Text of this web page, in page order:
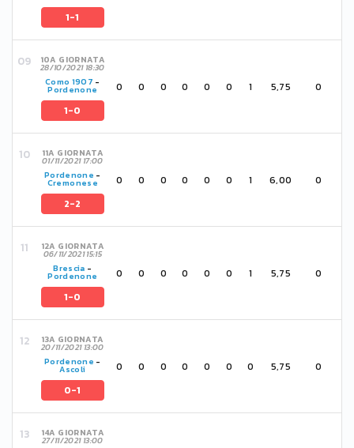
1-1
10A GIORNATA
28/10/2021 18:30
Como 1907 -
Pordenone
1-0
0 0 0 0 0 0 1 5,75 0
11A GIORNATA
01/11/2021 17:00
Pordenone -
Cremonese
2-2
0 0 0 0 0 0 1 6,00 0
12A GIORNATA
06/11/2021 15:15
Brescia -
Pordenone
1-0
0 0 0 0 0 0 1 5,75 0
13A GIORNATA
20/11/2021 13:00
Pordenone -
Ascoli
0-1
0 0 0 0 0 0 0 5,75 0
14A GIORNATA
27/11/2021 13:00